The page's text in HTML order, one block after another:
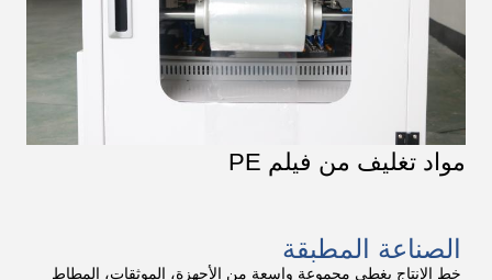
مواد تغليف من فيلم PE
الصناعة المطبقة
خط الإنتاج يغطي مجموعة واسعة من الأجهزة، الموثقات، المطاط